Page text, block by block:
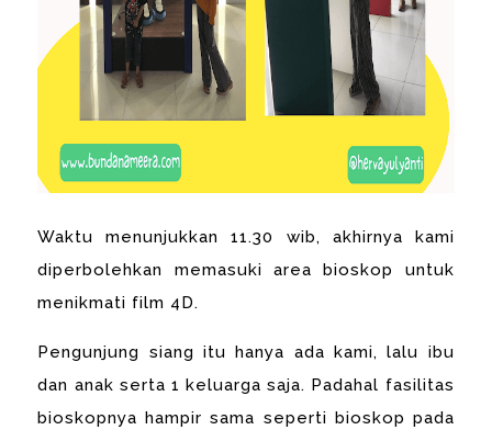
Waktu menunjukkan 11.30 wib, akhirnya kami
diperbolehkan memasuki area bioskop untuk
menikmati film 4D.
Pengunjung siang itu hanya ada kami, lalu ibu
dan anak serta 1 keluarga saja. Padahal fasilitas
bioskopnya hampir sama seperti bioskop pada